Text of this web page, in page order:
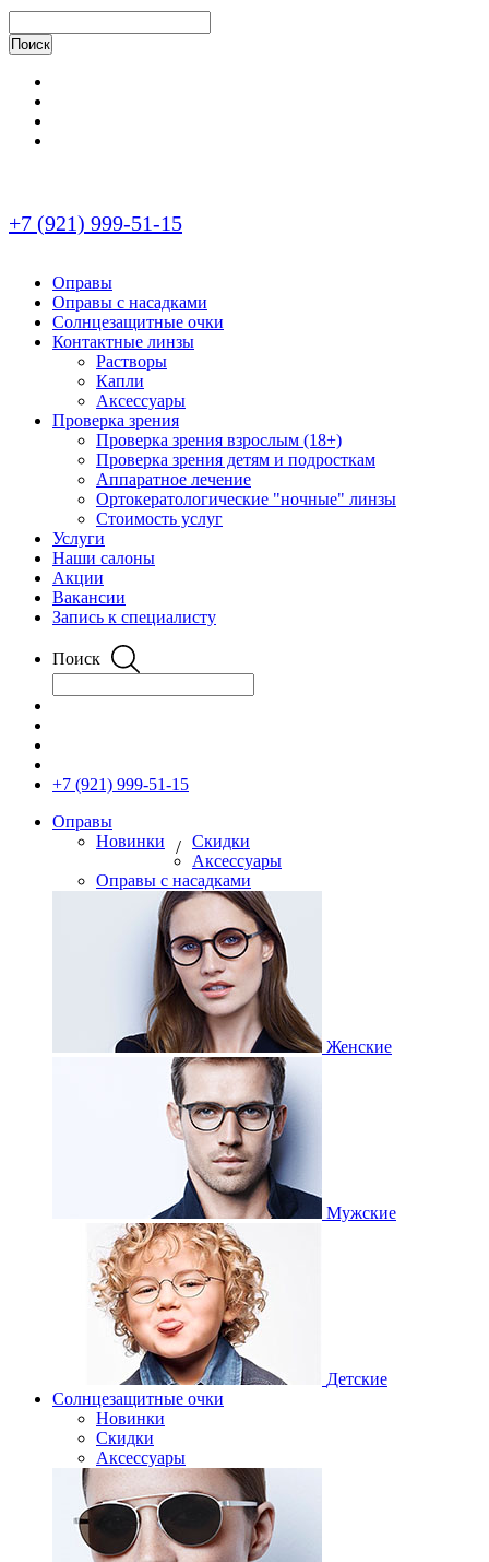
+7 (921) 999-51-15
Оправы
Оправы с насадками
Солнцезащитные очки
Контактные линзы
Растворы
Капли
Аксессуары
Проверка зрения
Проверка зрения взрослым (18+)
Проверка зрения детям и подросткам
Аппаратное лечение
Ортокератологические "ночные" линзы
Стоимость услуг
Услуги
Наши салоны
Акции
Вакансии
Запись к специалисту
Поиск
+7 (921) 999-51-15
Оправы
Новинки
/ Скидки
Аксессуары
Оправы с насадками
Женские
Мужские
Детские
Солнцезащитные очки
Новинки
Скидки
Аксессуары